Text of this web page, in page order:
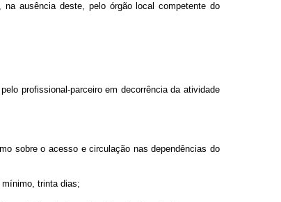
ausência deste, pelo órgão local competente do
profissional-parceiro em decorrência da atividade
sobre o acesso e circulação nas dependências do
trinta dias;